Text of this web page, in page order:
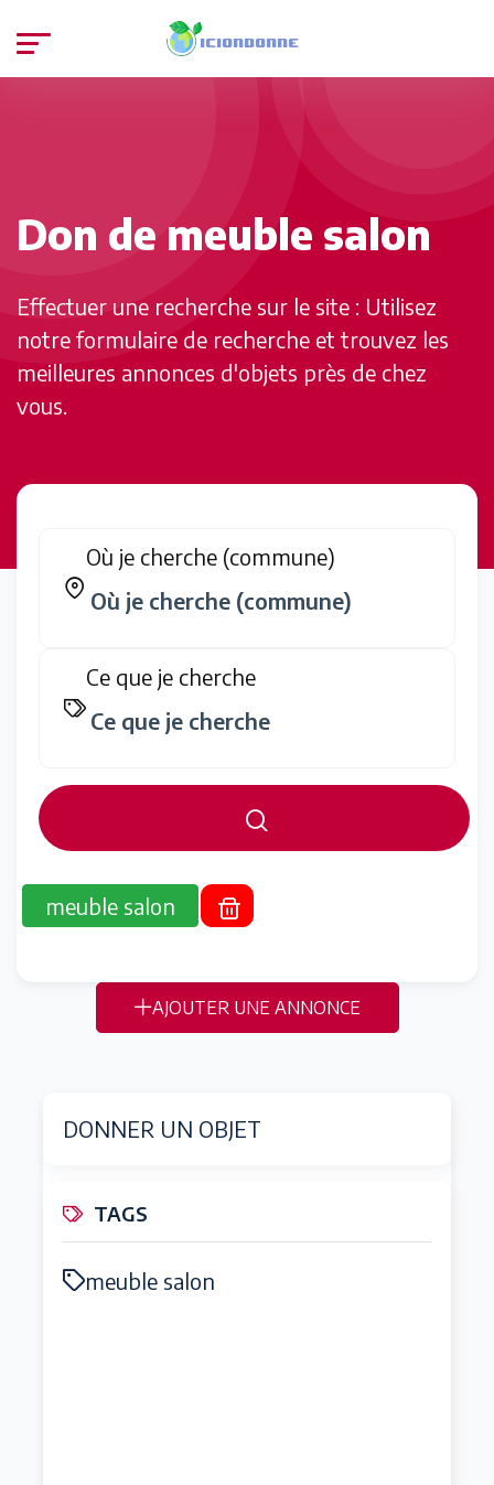
Don de meuble salon
Effectuer une recherche sur le site : Utilisez
notre formulaire de recherche et trouvez les
meilleures annonces d'objets près de chez
vous.
Où je cherche (commune)
Ce que je cherche
meuble salon
AJOUTER UNE ANNONCE
DONNER UN OBJET
TAGS
meuble salon